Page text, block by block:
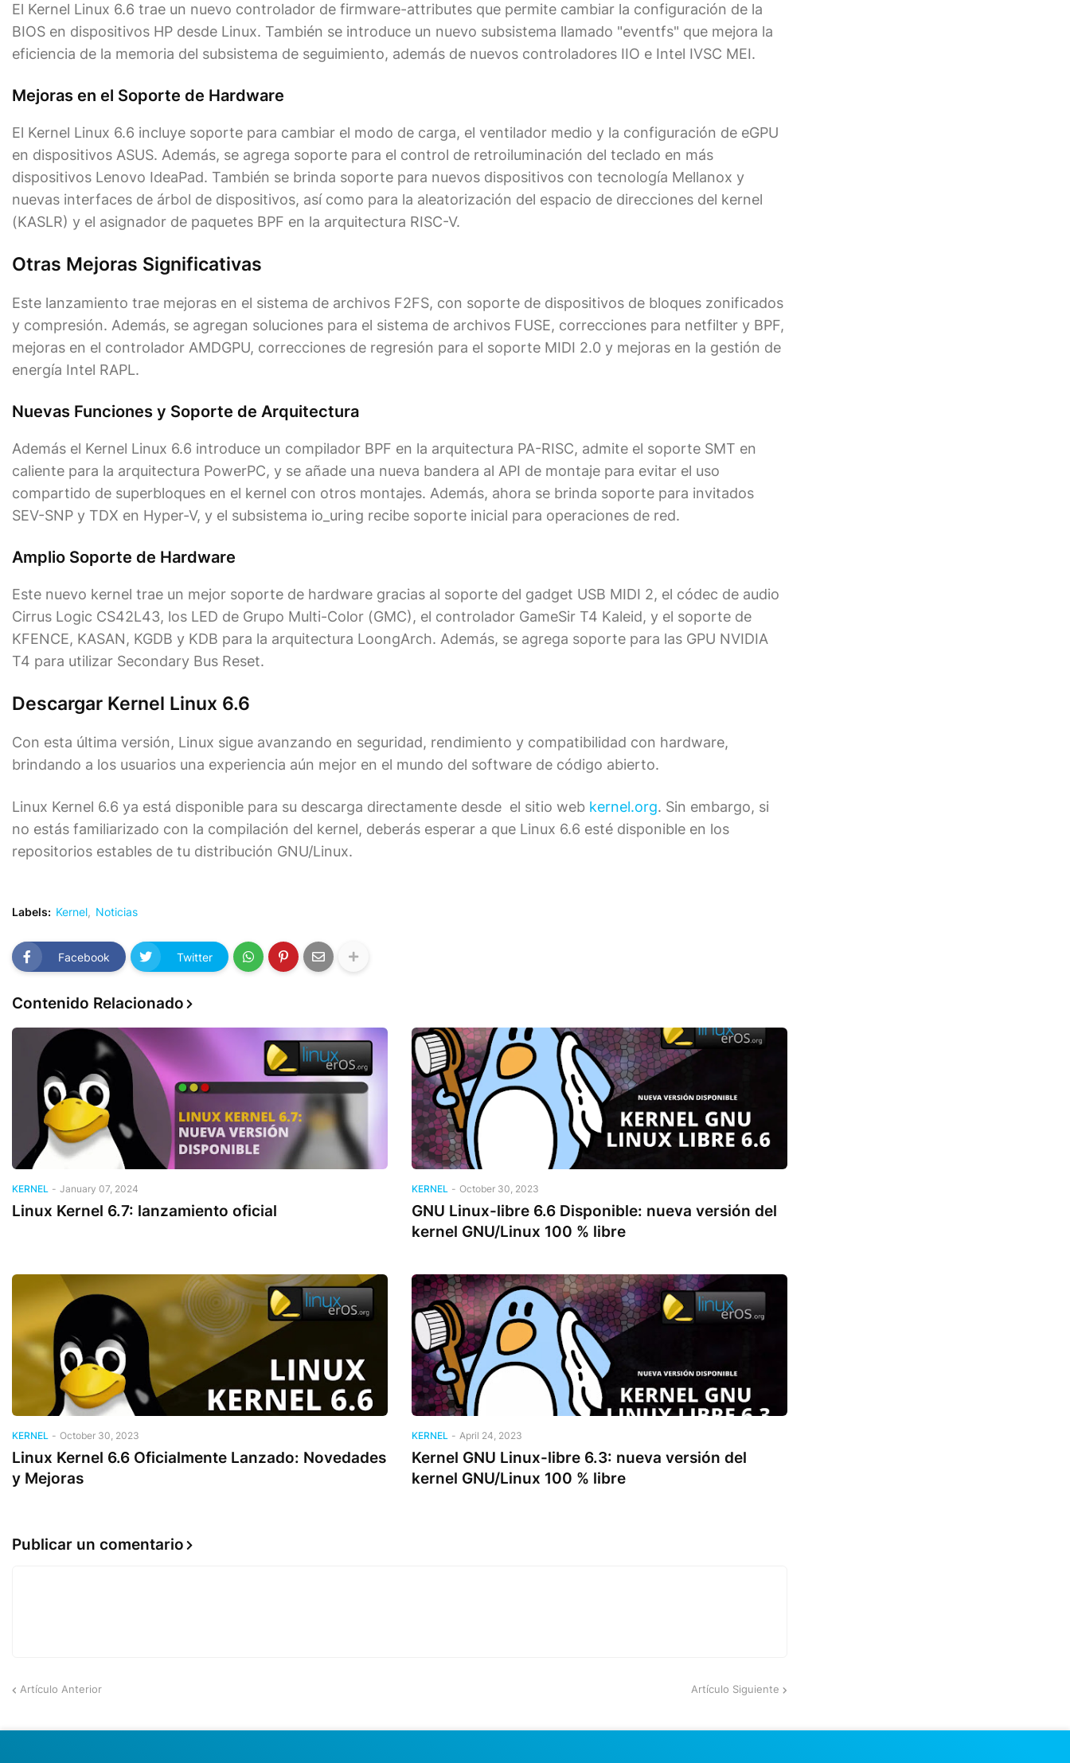
El Kernel Linux 6.6 trae un nuevo controlador de firmware-attributes que permite cambiar la configuración de la
BIOS en dispositivos HP desde Linux. También se introduce un nuevo subsistema llamado "eventfs" que mejora la
eficiencia de la memoria del subsistema de seguimiento, además de nuevos controladores IIO e Intel IVSC MEI.
Mejoras en el Soporte de Hardware
El Kernel Linux 6.6 incluye soporte para cambiar el modo de carga, el ventilador medio y la configuración de eGPU
en dispositivos ASUS. Además, se agrega soporte para el control de retroiluminación del teclado en más
dispositivos Lenovo IdeaPad. También se brinda soporte para nuevos dispositivos con tecnología Mellanox y
nuevas interfaces de árbol de dispositivos, así como para la aleatorización del espacio de direcciones del kernel
(KASLR) y el asignador de paquetes BPF en la arquitectura RISC-V.
Otras Mejoras Significativas
Este lanzamiento trae mejoras en el sistema de archivos F2FS, con soporte de dispositivos de bloques zonificados
y compresión. Además, se agregan soluciones para el sistema de archivos FUSE, correcciones para netfilter y BPF,
mejoras en el controlador AMDGPU, correcciones de regresión para el soporte MIDI 2.0 y mejoras en la gestión de
energía Intel RAPL.
Nuevas Funciones y Soporte de Arquitectura
Además el Kernel Linux 6.6 introduce un compilador BPF en la arquitectura PA-RISC, admite el soporte SMT en
caliente para la arquitectura PowerPC, y se añade una nueva bandera al API de montaje para evitar el uso
compartido de superbloques en el kernel con otros montajes. Además, ahora se brinda soporte para invitados
SEV-SNP y TDX en Hyper-V, y el subsistema io_uring recibe soporte inicial para operaciones de red.
Amplio Soporte de Hardware
Este nuevo kernel trae un mejor soporte de hardware gracias al soporte del gadget USB MIDI 2, el códec de audio
Cirrus Logic CS42L43, los LED de Grupo Multi-Color (GMC), el controlador GameSir T4 Kaleid, y el soporte de
KFENCE, KASAN, KGDB y KDB para la arquitectura LoongArch. Además, se agrega soporte para las GPU NVIDIA
T4 para utilizar Secondary Bus Reset.
Descargar Kernel Linux 6.6
Con esta última versión, Linux sigue avanzando en seguridad, rendimiento y compatibilidad con hardware,
brindando a los usuarios una experiencia aún mejor en el mundo del software de código abierto.
Linux Kernel 6.6 ya está disponible para su descarga directamente desde el sitio web kernel.org. Sin embargo, si
no estás familiarizado con la compilación del kernel, deberás esperar a que Linux 6.6 esté disponible en los
repositorios estables de tu distribución GNU/Linux.
Labels: Kernel Noticias
Facebook Twitter
Contenido Relacionado
KERNEL - January 07, 2024
Linux Kernel 6.7: lanzamiento oficial
KERNEL - October 30, 2023
GNU Linux-libre 6.6 Disponible: nueva versión del
kernel GNU/Linux 100 % libre
KERNEL - October 30, 2023
Linux Kernel 6.6 Oficialmente Lanzado: Novedades
y Mejoras
KERNEL - April 24, 2023
Kernel GNU Linux-libre 6.3: nueva versión del
kernel GNU/Linux 100 % libre
Publicar un comentario
Artículo Anterior Artículo Siguiente